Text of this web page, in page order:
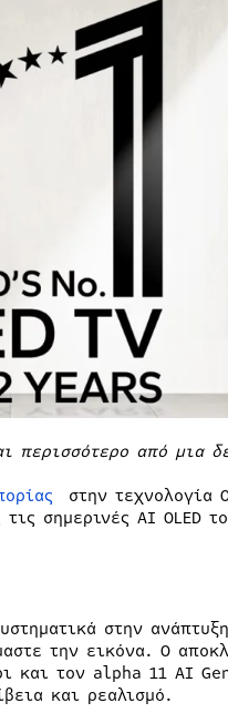
περισσότερο από μια
στην τεχνολογία
σημερινές AI OLED
στην
την εικόνα. Ο
και τον alpha 11 ΑΙ
και ρεαλισμό.